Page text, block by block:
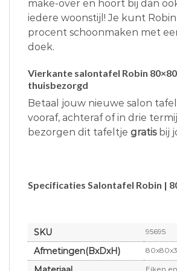
make-over en hoort bij dan
iedere woonstijl! Je kunt
procent schoonmaken met
doek.
Vierkante salontafel Robin
thuisbezorgd
Betaal jouw nieuwe salon
vooraf, achteraf of in drie
bezorgen dit tafeltje gratisbij
Specificaties Salontafel Robin |
SKU 95695
Afmetingen(BxDxH)
Eiken